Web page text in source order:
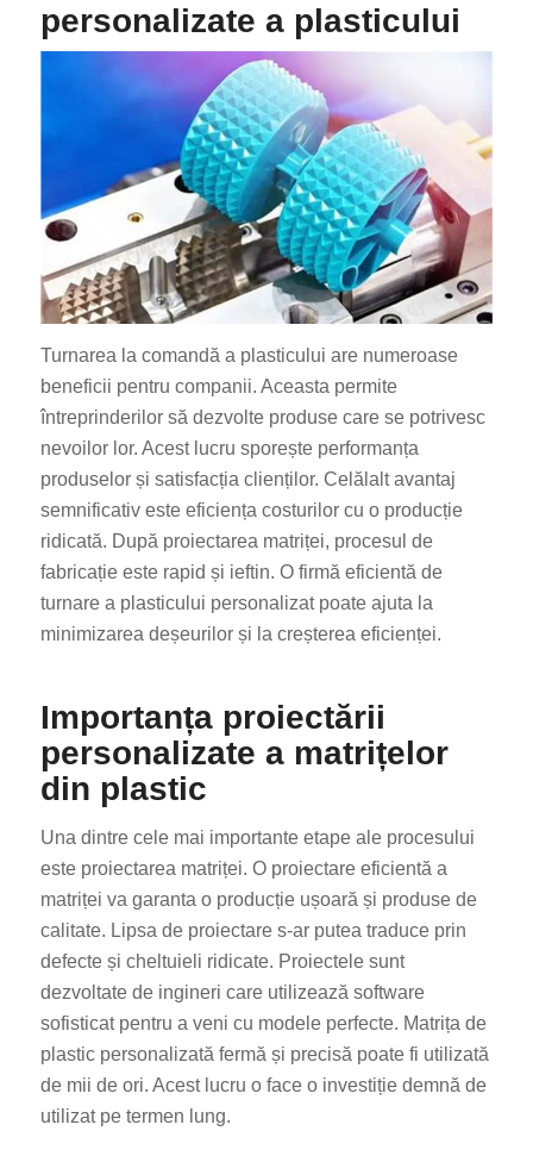
personalizate a plasticului
Turnarea la comandă a plasticului are numeroase
beneficii pentru companii. Aceasta permite
întreprinderilor să dezvolte produse care se potrivesc
nevoilor lor. Acest lucru sporește performanța
produselor și satisfacția clienților. Celălalt avantaj
semnificativ este eficiența costurilor cu o producție
ridicată. După proiectarea matriței, procesul de
fabricație este rapid și ieftin. O firmă eficientă de
turnare a plasticului personalizat poate ajuta la
minimizarea deșeurilor și la creșterea eficienței.
Importanța proiectării
personalizate a matrițelor
din plastic
Una dintre cele mai importante etape ale procesului
este proiectarea matriței. O proiectare eficientă a
matriței va garanta o producție ușoară și produse de
calitate. Lipsa de proiectare s-ar putea traduce prin
defecte și cheltuieli ridicate. Proiectele sunt
dezvoltate de ingineri care utilizează software
sofisticat pentru a veni cu modele perfecte. Matrița de
plastic personalizată fermă și precisă poate fi utilizată
de mii de ori. Acest lucru o face o investiție demnă de
utilizat pe termen lung.